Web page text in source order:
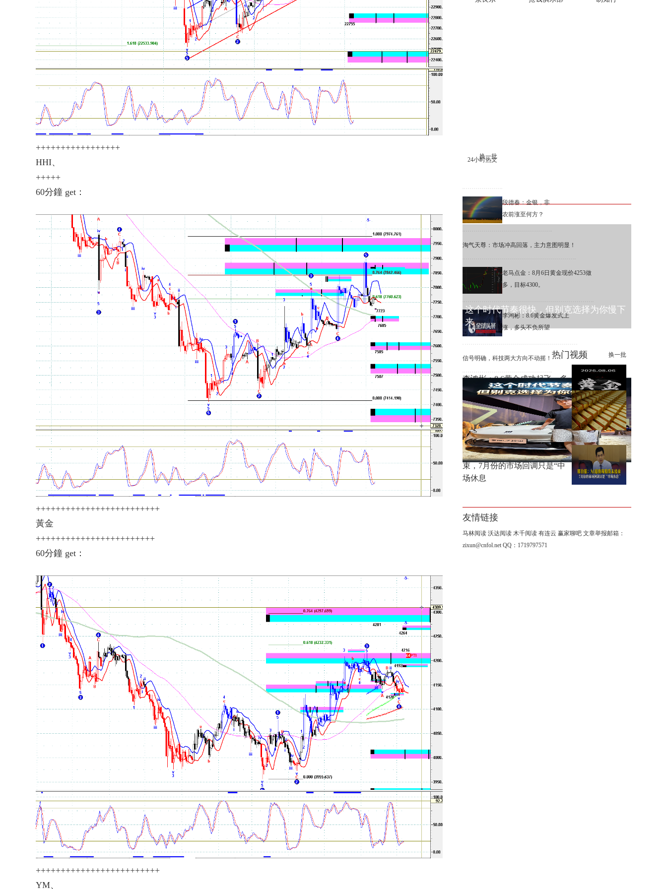
+++++++++++++++++
HHI、
+++++
60分鐘 get：
+++++++++++++++++++++++++
黃金
++++++++++++++++++++++++
60分鐘 get：
+++++++++++++++++++++++++
YM、
24小时热文
换一批
段德春：金银，非
农前涨至何方？
淘气天尊：市场冲高回落，主力意图明显！
老马点金：8月6日黄金现价4253做
多，目标4300。
李鸿彬：8.6黄金爆发式上
涨，多头不负所望
信号明确，科技两大方向不动摇！ 热门视频 换一批
这个时代节奏很快，但别克选择为你慢下
来
李鸿彬：8.6黄金成功起飞，多
头打响反攻战
黄金大涨，错过机会，总比低
位割肉强！
邢自强：AI超级周期尚未结
束，7月份的市场回调只是“中
场休息
友情链接
马林阅读 沃达阅读 木千阅读 有连云 赢家聊吧 文章举报邮箱：
zixun@cnfol.net QQ：1719797571